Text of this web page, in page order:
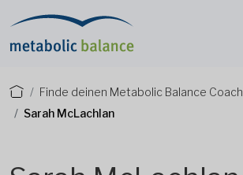
Finde deinen Metabolic Balance Coach
Sarah McLachlan